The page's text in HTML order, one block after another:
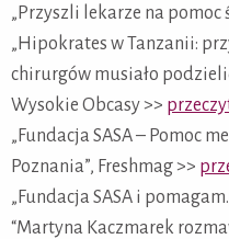
„Przyszli lekarze na pomoc
„Hipokrates w Tanzanii:
chirurgów musiało
Wysokie Obcasy >>
„Fundacja SASA – Pomoc
Poznania”, Freshmag >>
„Fundacja SASA i
“Martyna Kaczmarek